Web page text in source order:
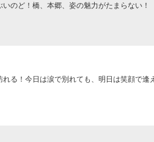
のど！橋、本郷、姿の魅力がたまらない！
る！今日は涙で別れても、明日は笑顔で